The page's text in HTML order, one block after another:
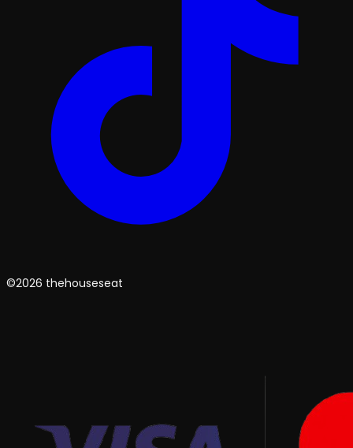
©2026 thehouseseat